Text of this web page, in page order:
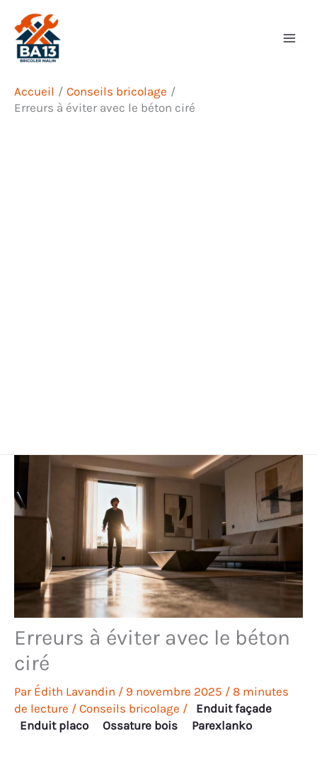
contenu
Accueil
Conseils bricolage
Erreurs à éviter avec le béton ciré
Erreurs à éviter avec le béton
ciré
Par Édith Lavandin / 9 novembre 2025 / 8 minutes
de lecture / Conseils bricolage /
Enduit façade
Enduit placo
Ossature bois Parexlanko
Rechercher